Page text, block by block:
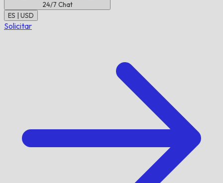
24/7 Chat
ES | USD
Solicitar